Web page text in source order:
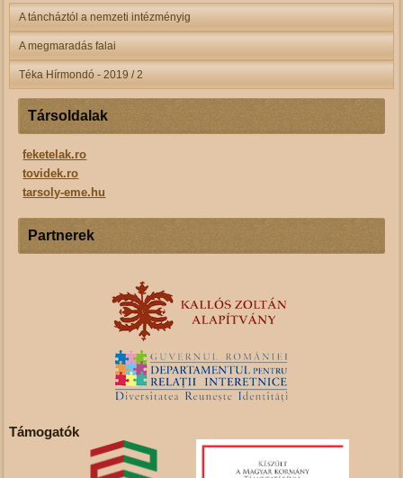
A táncháztól a nemzeti intézményig
A megmaradás falai
Téka Hírmondó - 2019 / 2
Társoldalak
feketelak.ro
tovidek.ro
tarsoly-eme.hu
Partnerek
Támogatók